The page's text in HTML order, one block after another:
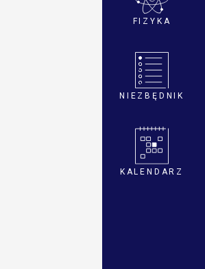
FIZYKA
NIEZBĘDNIK
KALENDARZ